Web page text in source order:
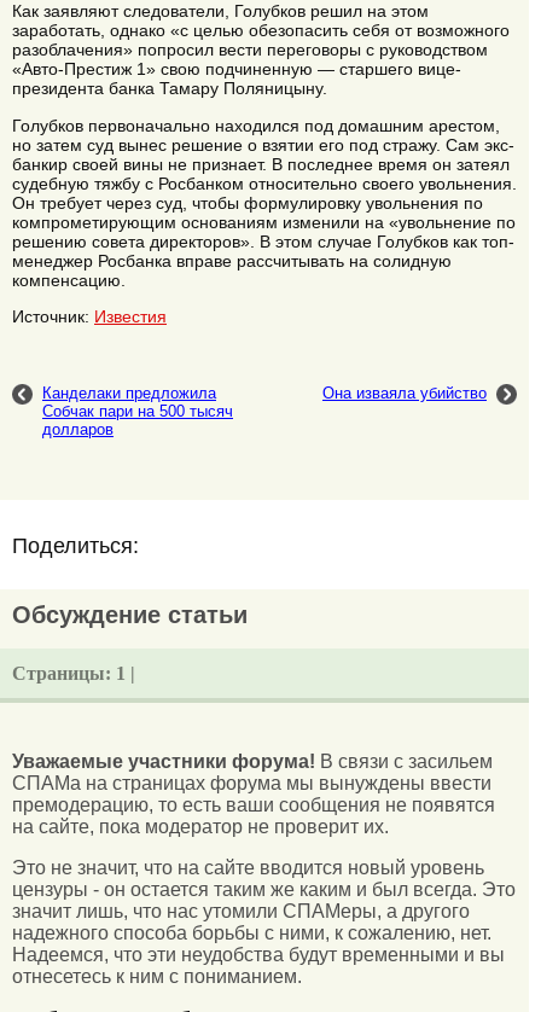
Как заявляют следователи, Голубков решил на этом
заработать, однако «с целью обезопасить себя от возможного
разоблачения» попросил вести переговоры с руководством
«Авто-Престиж 1» свою подчиненную — старшего вице-
президента банка Тамару Поляницыну.
Голубков первоначально находился под домашним арестом,
но затем суд вынес решение о взятии его под стражу. Сам экс-
банкир своей вины не признает. В последнее время он затеял
судебную тяжбу с Росбанком относительно своего увольнения.
Он требует через суд, чтобы формулировку увольнения по
компрометирующим основаниям изменили на «увольнение по
решению совета директоров». В этом случае Голубков как топ-
менеджер Росбанка вправе рассчитывать на солидную
компенсацию.
Источник: Известия
Канделаки предложила
Собчак пари на 500 тысяч
долларов
Она изваяла убийство
Поделиться:
Обсуждение статьи
Страницы: 1 |
Уважаемые участники форума! В связи с засильем
СПАМа на страницах форума мы вынуждены ввести
премодерацию, то есть ваши сообщения не появятся
на сайте, пока модератор не проверит их.
Это не значит, что на сайте вводится новый уровень
цензуры - он остается таким же каким и был всегда. Это
значит лишь, что нас утомили СПАМеры, а другого
надежного способа борьбы с ними, к сожалению, нет.
Надеемся, что эти неудобства будут временными и вы
отнесетесь к ним с пониманием.